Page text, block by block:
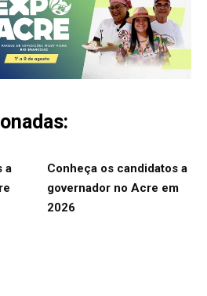
a
Conheça os candidatos a
governador no Acre em
2026